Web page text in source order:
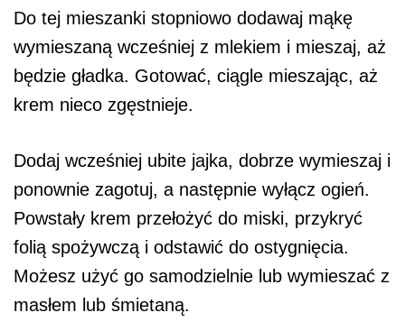
Do tej mieszanki stopniowo dodawaj mąkę
wymieszaną wcześniej z mlekiem i mieszaj, aż
będzie gładka. Gotować, ciągle mieszając, aż
krem ​​nieco zgęstnieje.
Dodaj wcześniej ubite jajka, dobrze wymieszaj i
ponownie zagotuj, a następnie wyłącz ogień.
Powstały krem ​​przełożyć do miski, przykryć
folią spożywczą i odstawić do ostygnięcia.
Możesz użyć go samodzielnie lub wymieszać z
masłem lub śmietaną.